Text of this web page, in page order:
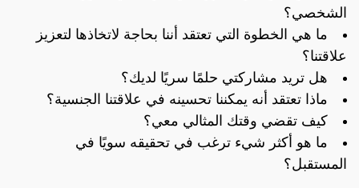
الشخصي؟
ما هي الخطوة التي تعتقد أننا بحاجة لاتخاذها لتعزيز
علاقتنا؟
هل تريد مشاركتي حلمًا سريًا لديك؟
ماذا تعتقد أنه يمكننا تحسينه في علاقتنا الجنسية؟
كيف تقضي وقتك المثالي معي؟
ما هو أكثر شيء ترغب في تحقيقه سويًا في
المستقبل؟